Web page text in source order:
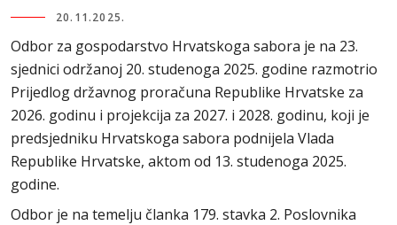
20.11.2025.
Odbor za gospodarstvo Hrvatskoga sabora je na 23.
sjednici održanoj 20. studenoga 2025. godine razmotrio
Prijedlog državnog proračuna Republike Hrvatske za
2026. godinu i projekcija za 2027. i 2028. godinu, koji je
predsjedniku Hrvatskoga sabora podnijela Vlada
Republike Hrvatske, aktom od 13. studenoga 2025.
godine.
Odbor je na temelju članka 179. stavka 2. Poslovnika